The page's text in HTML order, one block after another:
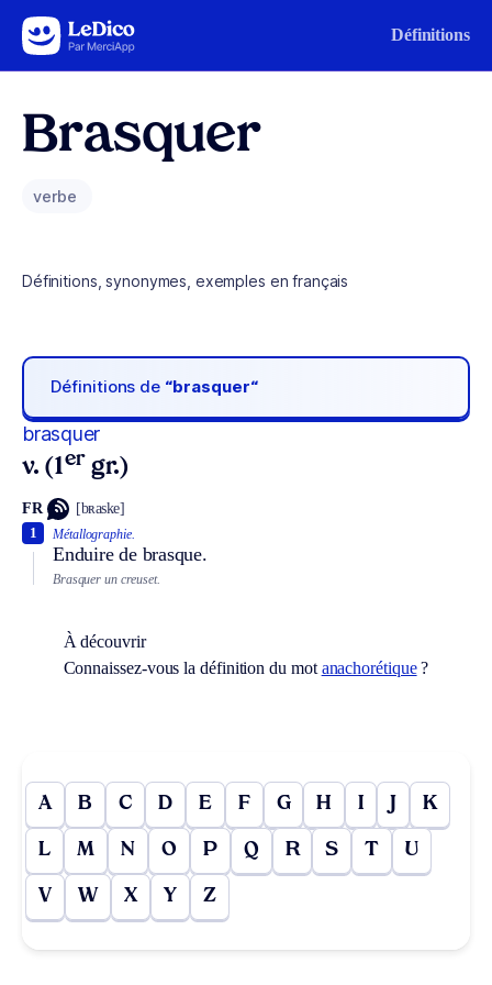
Aller au contenu Définitions
Brasquer
verbe
Définitions, synonymes, exemples en français
Définitions de “brasquer“
brasquer
v. (1er gr.)
FR [bʀaske]
Métallographie.
Enduire de brasque.
1
Brasquer un creuset.
À découvrir
Connaissez-vous la définition du motanachorétique?
A B C D E F G H I J K
L M N O P Q R S T U
V W X Y Z